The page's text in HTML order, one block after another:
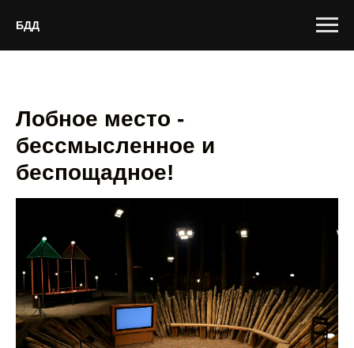
БДД
Лобное место -
бессмысленное и
беспощадное!